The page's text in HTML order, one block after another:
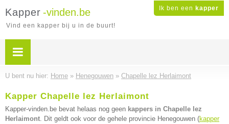
Ik ben een kapper
Kapper -vinden.be
Vind een kapper bij u in de buurt!
U bent nu hier: Home » Henegouwen » Chapelle lez Herlaimont
Kapper Chapelle lez Herlaimont
Kapper-vinden.be bevat helaas nog geen kappers in Chapelle lez
Herlaimont. Dit geldt ook voor de gehele provincie Henegouwen (kapper